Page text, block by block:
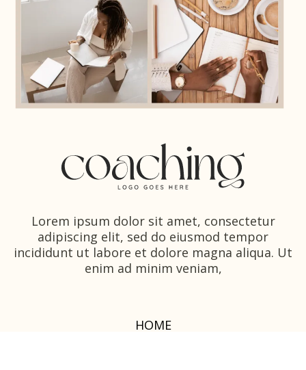
Lorem ipsum dolor sit amet, consectetur
adipiscing elit, sed do eiusmod tempor
incididunt ut labore et dolore magna aliqua. Ut
enim ad minim veniam,
HOME